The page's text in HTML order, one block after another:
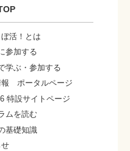
活！とは
参加する
学ぶ・参加する
報 ポータルページ
特設サイトページ
ムを読む
基礎知識